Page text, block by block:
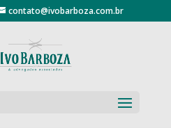
contato@ivobarboza.com.br